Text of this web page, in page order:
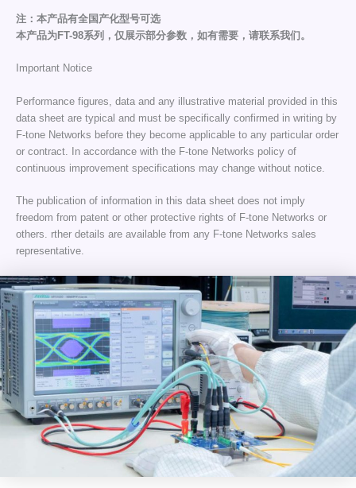
注：本产品有全国产化型号可选
本产品为FT-98系列，仅展示部分参数，如有需要，请联系我们。
Important Notice
Performance figures, data and any illustrative material provided in this
data sheet are typical and must be specifically confirmed in writing by
F-tone Networks before they become applicable to any particular order
or contract. In accordance with the F-tone Networks policy of
continuous improvement specifications may change without notice.
The publication of information in this data sheet does not imply
freedom from patent or other protective rights of F-tone Networks or
others. rther details are available from any F-tone Networks sales
representative.